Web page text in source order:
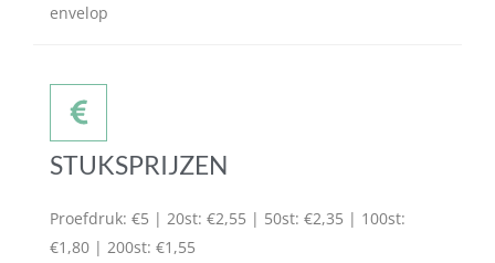
envelop
STUKSPRIJZEN
Proefdruk: €5 | 20st: €2,55 | 50st: €2,35 | 100st:
€1,80 | 200st: €1,55